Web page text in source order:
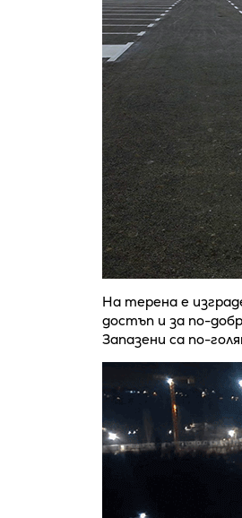
На терена е
достъп и за по-
Запазени са по-